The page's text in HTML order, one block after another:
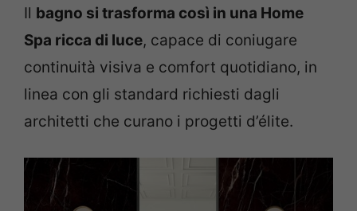
Il bagno si trasforma così in una Home
Spa ricca di luce, capace di coniugare
continuità visiva e comfort quotidiano, in
linea con gli standard richiesti dagli
architetti che curano i progetti d’élite.